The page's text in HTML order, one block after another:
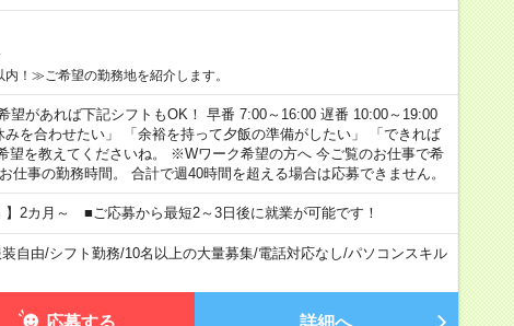
！≫ご希望の勤務地を紹介します。
望があれば下記シフトもOK！ 早番 7:00～16:00 遅番 10:00～19:00
を合わせたい」 「余裕を持って夕飯の準備がしたい」 「できれば
望を教えてくださいね。 ※Wワーク希望の方へ 今ご覧のお仕事で希
仕事の勤務時間。 合計で週40時間を超える場合は応募できません。
】2カ月～ ■ご応募から最短2～3日後に就業が可能です！
自由/シフト勤務/10名以上の大量募集/電話対応なし/パソコンスキル
応募する 詳細へ